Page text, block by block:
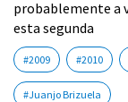
probablemente a
esta segunda
#2009 #2010
#Juanjo Brizuela